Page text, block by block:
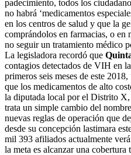
padecimiento, todos los
no habrá ‘medicamentos
en los centros de salud y que la
comprándolos en farmacias, o en
no seguir un tratamiento médico
La legisladora recordó que
contagios detectados de VIH en
primeros seis meses de este
que los medicamentos de alto
la diputada local por el Distrito X,
trata un simple cambio del
nuevas reglas de operación que
desde su concepción lastimara
mil 393 afiliados actualmente
la meta es alcanzar una cobertura